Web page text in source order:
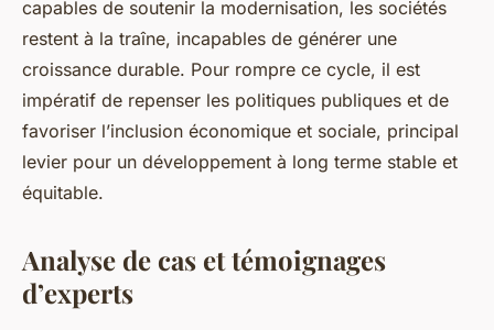
capables de soutenir la modernisation, les sociétés
restent à la traîne, incapables de générer une
croissance durable. Pour rompre ce cycle, il est
impératif de repenser les politiques publiques et de
favoriser l’inclusion économique et sociale, principal
levier pour un développement à long terme stable et
équitable.
Analyse de cas et témoignages
d’experts